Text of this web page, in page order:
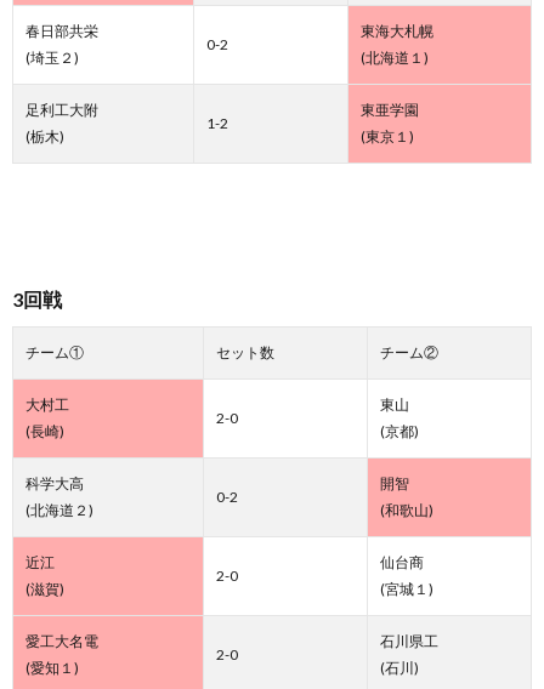
春日部共栄
(埼玉２)
0-2
東海大札幌
(北海道１)
足利工大附
(栃木)
1-2
東亜学園
(東京１)
3回戦
チーム① セット数 チーム②
大村工
(長崎)
2-0
東山
(京都)
科学大高
(北海道２)
0-2
開智
(和歌山)
近江
(滋賀)
2-0
仙台商
(宮城１)
愛工大名電
(愛知１)
2-0
石川県工
(石川)